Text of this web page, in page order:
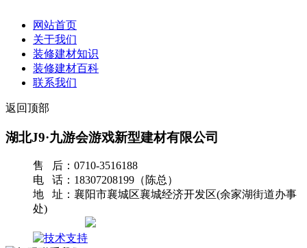
网站首页
关于我们
装修建材知识
装修建材百科
联系我们
返回顶部
湖北J9·九游会游戏新型建材有限公司
售 后：0710-3516188
电 话：18307208199（陈总）
地 址：襄阳市襄城区襄城经济开发区(余家湖街道办事
处)